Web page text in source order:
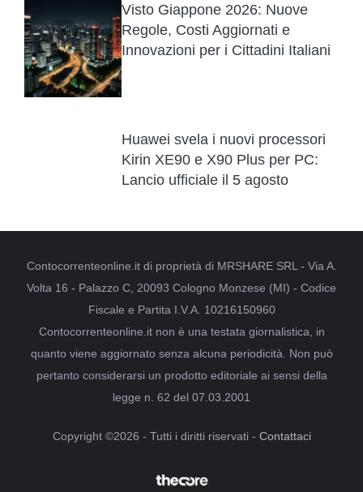
Visto Giappone 2026: Nuove
Regole, Costi Aggiornati e
Innovazioni per i Cittadini Italiani
Huawei svela i nuovi processori
Kirin XE90 e X90 Plus per PC:
Lancio ufficiale il 5 agosto
Contocorrenteonline.it di proprietà di MRSHARE SRL - Via A.
Volta 16 - Palazzo C, 20093 Cologno Monzese (MI) - Codice
Fiscale e Partita I.V.A. 10216150960
Contocorrenteonline.it non è una testata giornalistica, in
quanto viene aggiornato senza alcuna periodicità. Non può
pertanto considerarsi un prodotto editoriale ai sensi della
legge n. 62 del 07.03.2001
Copyright ©2026 - Tutti i diritti riservati - Contattaci